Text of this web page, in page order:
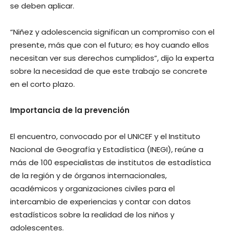
se deben aplicar.
“Niñez y adolescencia significan un compromiso con el
presente, más que con el futuro; es hoy cuando ellos
necesitan ver sus derechos cumplidos”, dijo la experta
sobre la necesidad de que este trabajo se concrete
en el corto plazo.
Importancia de la prevención
El encuentro, convocado por el UNICEF y el Instituto
Nacional de Geografía y Estadística (INEGI), reúne a
más de 100 especialistas de institutos de estadística
de la región y de órganos internacionales,
académicos y organizaciones civiles para el
intercambio de experiencias y contar con datos
estadísticos sobre la realidad de los niños y
adolescentes.